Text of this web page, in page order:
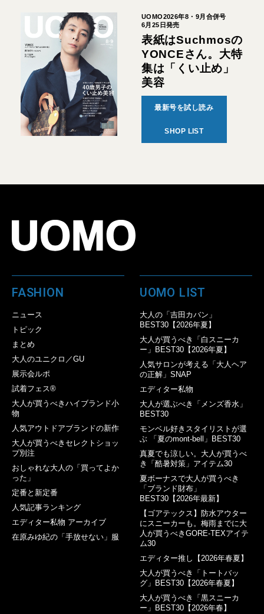
UOMO2026年8・9月合併号
6月25日発売
表紙はSuchmosの
YONCEさん。大特
集は「くい止め」
美容
最新号を試し読み
SHOP LIST
FASHION
ニュース
トピック
まとめ
大人のユニクロ／GU
展示会ルポ
試着フェス®︎
大人が買うべきハイブランド小
物
人気アウトドアブランドの新作
大人が買うべきセレクトショッ
プ別注
おしゃれな大人の「買ってよか
った」
定番と新定番
人気記事ランキング
エディター私物 アーカイブ
在原みゆ紀の「手放せない」服
UOMO LIST
大人の「吉田カバン」
BEST30【2026年夏】
大人が買うべき「白スニーカ
ー」BEST30【2026年夏】
人気サロンが考える「大人ヘア
の正解」SNAP
エディター私物
大人が選ぶべき「メンズ香水」
BEST30
モンベル好きスタイリストが選
ぶ 「夏のmont-bell」BEST30
真夏でも涼しい。大人が買うべ
き「酷暑対策」アイテム30
夏ボーナスで大人が買うべき
「ブランド財布」
BEST30【2026年最新】
【ゴアテックス】防水アウター
にスニーカーも。梅雨までに大
人が買うべきGORE-TEXアイテ
ム30
エディター推し【2026年春夏】
大人が買うべき「トートバッ
グ」BEST30【2026年春夏】
大人が買うべき「黒スニーカ
ー」BEST30【2026年春】